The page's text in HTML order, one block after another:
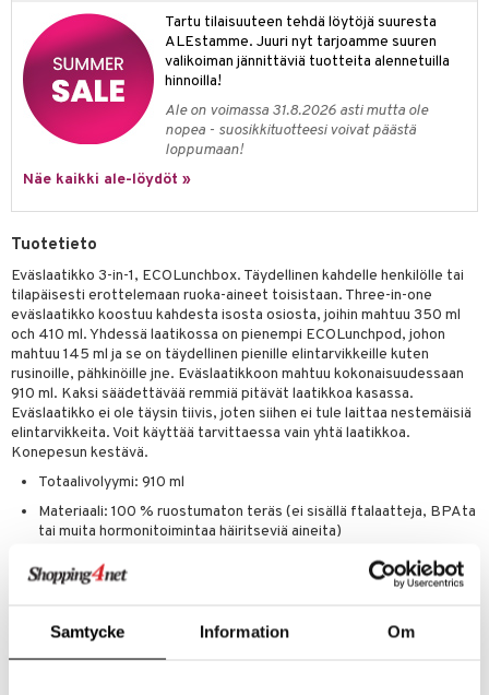
Samtycke Information Om
Tartu tilaisuuteen tehdä löytöjä suuresta
ALEstamme. Juuri nyt tarjoamme suuren
valikoiman jännittäviä tuotteita alennetuilla
hinnoilla!
Ale on voimassa 31.8.2026 asti mutta ole
nopea - suosikkituotteesi voivat päästä
loppumaan!
Näe kaikki ale-löydöt »
Tuotetieto
Eväslaatikko 3-in-1, ECOLunchbox. Täydellinen kahdelle henkilölle tai
tilapäisesti erottelemaan ruoka-aineet toisistaan. Three-in-one
eväslaatikko koostuu kahdesta isosta osiosta, joihin mahtuu 350 ml
och 410 ml. Yhdessä laatikossa on pienempi ECOLunchpod, johon
mahtuu 145 ml ja se on täydellinen pienille elintarvikkeille kuten
rusinoille, pähkinöille jne. Eväslaatikkoon mahtuu kokonaisuudessaan
910 ml. Kaksi säädettävää remmiä pitävät laatikkoa kasassa.
Eväslaatikko ei ole täysin tiivis, joten siihen ei tule laittaa nestemäisiä
elintarvikkeita. Voit käyttää tarvittaessa vain yhtä laatikkoa.
Konepesun kestävä.
Totaalivolyymi: 910 ml
Materiaali: 100 % ruostumaton teräs (ei sisällä ftalaatteja, BPAta
tai muita hormonitoimintaa häiritseviä aineita)
Täydellinen kahdelle henkilölle
Tuotenumero
tekstiilit
säilytys
tekstiilit
Saalit
& Tyynyliinat
& Peitot
& Koukut
& Korit
& Veistokset
Art
& Lyhdyt
& Hyllyt
& Koukut
& Korit
tekstiilit
tekstiilit
tekstiilit
& Tyynyliinat
& Peitot
ruokinta
& Lyhdyt
& vastauksia